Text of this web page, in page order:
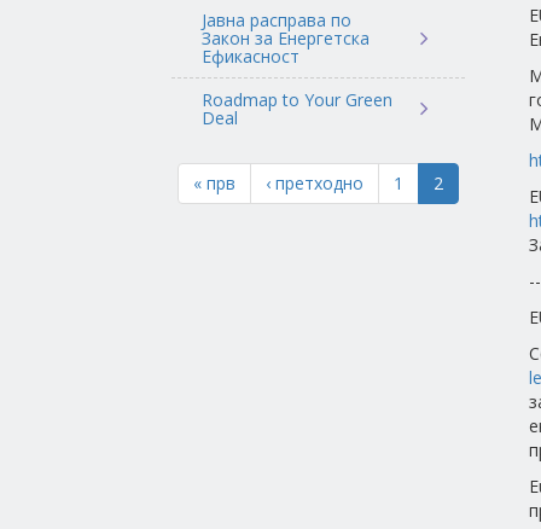
Јавна расправа по
Закон за Енергетска
Ефикасност
Roadmap to Your Green
Deal
« прв ‹ претходно 1 2